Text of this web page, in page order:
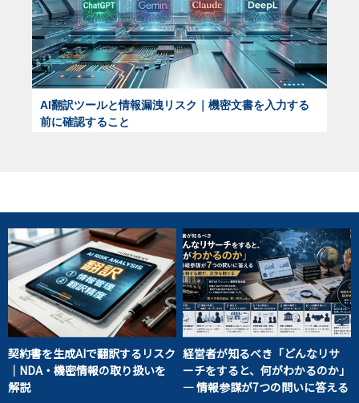
AI翻訳ツールと情報漏洩リスク｜機密文書を入力する
前に確認すること
契約書を生成AIで翻訳するリスク
｜NDA・機密情報の取り扱いを
解説
経営者が知るべき「どんなリサ
ーチをすると、何がわかるのか」
― 情報参謀が7つの問いに答える